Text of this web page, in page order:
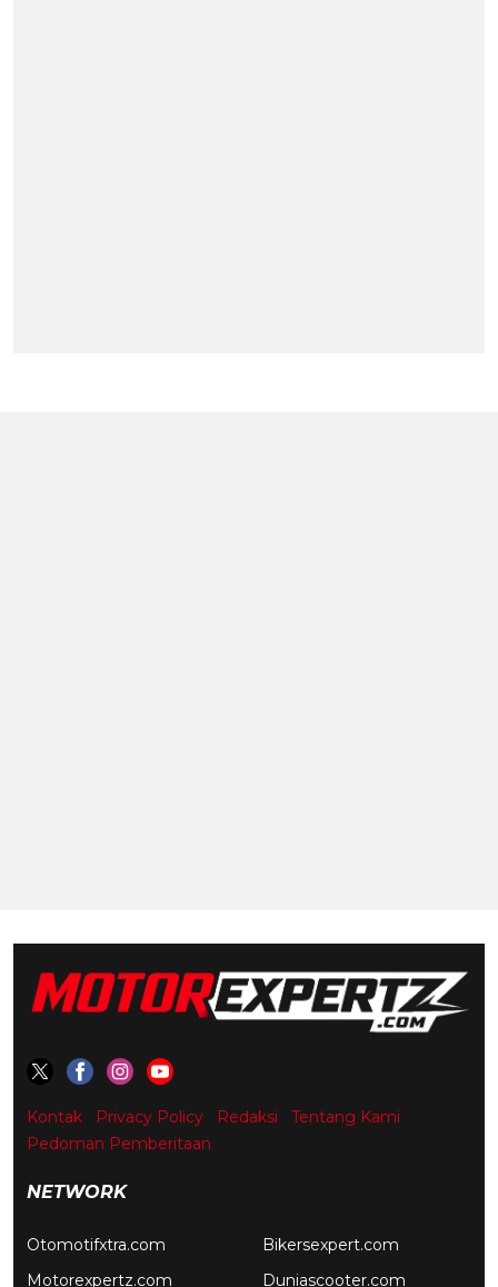
Kontak Privacy Policy Redaksi
Tentang Kami
Pedoman Pemberitaan
NETWORK
Otomotifxtra.com
Motorexpertz.com
Bikersexpert.com
Duniascooter.com